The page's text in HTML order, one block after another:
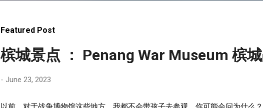
Featured Post
槟城景点 ： Penang War Museum 槟
- June 23, 2023